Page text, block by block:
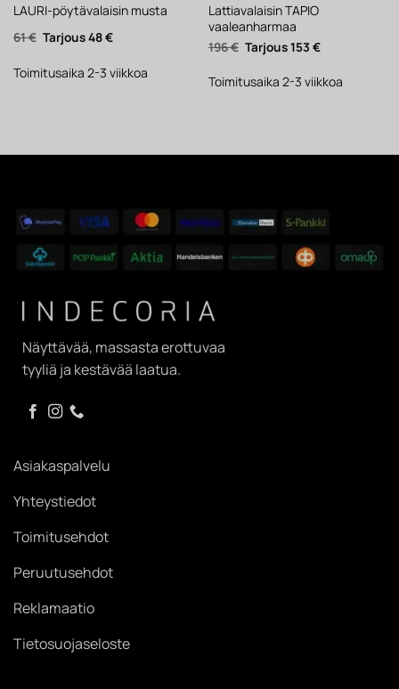
LAURI-pöytävalaisin musta
61€ Alkuperäinen
hinta
61 €.
48€Nykyinen
48 €.
Toimitusaika 2-3 viikkoa
Lattiavalaisin TAPIO
vaaleanharmaa
196€ Alkuperäinen
hinta
196 €.
153 €Nykyinen
153 €.
Toimitusaika 2-3 viikkoa
Näyttävää, massasta erottuvaa
tyyliä ja kestävää laatua.
Asiakaspalvelu
Yhteystiedot
Toimitusehdot
Peruutusehdot
Reklamaatio
Tietosuojaseloste